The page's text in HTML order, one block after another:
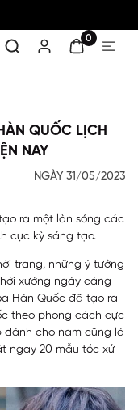
0
QUỐC LỊCH
NAY
NGÀY 31/05/2023
ra một làn sóng các
cực kỳ sáng tạo.
trang, những ý tưởng
xướng ngày càng
Hàn Quốc đã tạo ra
theo phong cách cực
dành cho nam cũng là
ngay 20 mẫu tóc xứ